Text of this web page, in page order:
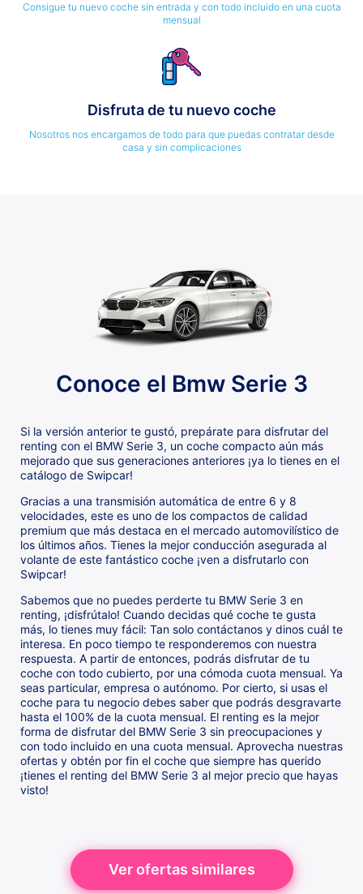
Consigue tu nuevo coche sin entrada y con todo incluido en una cuota
mensual
Disfruta de tu nuevo coche
Nosotros nos encargamos de todo para que puedas contratar desde
casa y sin complicaciones
Conoce el Bmw Serie 3
Si la versión anterior te gustó, prepárate para disfrutar del
renting con el BMW Serie 3, un coche compacto aún más
mejorado que sus generaciones anteriores ¡ya lo tienes en el
catálogo de Swipcar!
Gracias a una transmisión automática de entre 6 y 8
velocidades, este es uno de los compactos de calidad
premium que más destaca en el mercado automovilístico de
los últimos años. Tienes la mejor conducción asegurada al
volante de este fantástico coche ¡ven a disfrutarlo con
Swipcar!
Sabemos que no puedes perderte tu BMW Serie 3 en
renting, ¡disfrútalo! Cuando decidas qué coche te gusta
más, lo tienes muy fácil: Tan solo contáctanos y dinos cuál te
interesa. En poco tiempo te responderemos con nuestra
respuesta. A partir de entonces, podrás disfrutar de tu
coche con todo cubierto, por una cómoda cuota mensual. Ya
seas particular, empresa o autónomo. Por cierto, si usas el
coche para tu negocio debes saber que podrás desgravarte
hasta el 100% de la cuota mensual. El renting es la mejor
forma de disfrutar del BMW Serie 3 sin preocupaciones y
con todo incluido en una cuota mensual. Aprovecha nuestras
ofertas y obtén por fin el coche que siempre has querido
¡tienes el renting del BMW Serie 3 al mejor precio que hayas
visto!
Ver ofertas similares